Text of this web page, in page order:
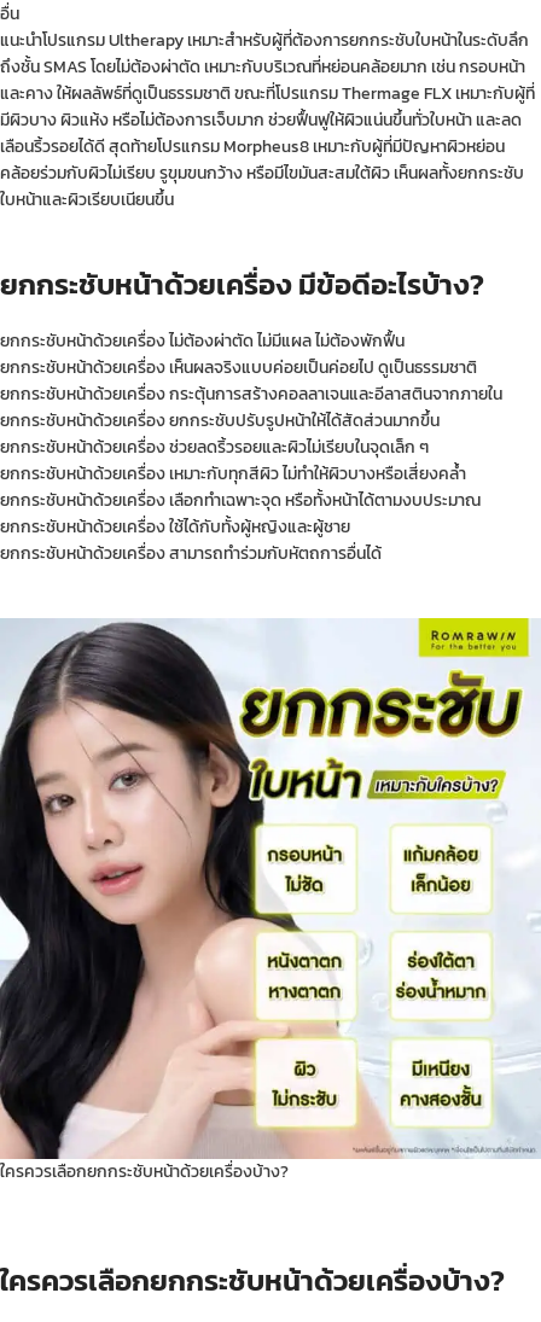
อื่น
แนะนำโปรแกรม Ultherapy เหมาะสำหรับผู้ที่ต้องการยกกระชับใบหน้าในระดับลึก
ถึงชั้น SMAS โดยไม่ต้องผ่าตัด เหมาะกับบริเวณที่หย่อนคล้อยมาก เช่น กรอบหน้า
และคาง ให้ผลลัพธ์ที่ดูเป็นธรรมชาติ ขณะที่โปรแกรม Thermage FLX เหมาะกับผู้ที่
มีผิวบาง ผิวแห้ง หรือไม่ต้องการเจ็บมาก ช่วยฟื้นฟูให้ผิวแน่นขึ้นทั่วใบหน้า และลด
เลือนริ้วรอยได้ดี สุดท้ายโปรแกรม Morpheus8 เหมาะกับผู้ที่มีปัญหาผิวหย่อน
คล้อยร่วมกับผิวไม่เรียบ รูขุมขนกว้าง หรือมีไขมันสะสมใต้ผิว เห็นผลทั้งยกกระชับ
ใบหน้าและผิวเรียบเนียนขึ้น
ยกกระชับหน้าด้วยเครื่อง มีข้อดีอะไรบ้าง?
ยกกระชับหน้าด้วยเครื่อง ไม่ต้องผ่าตัด ไม่มีแผล ไม่ต้องพักฟื้น
ยกกระชับหน้าด้วยเครื่อง เห็นผลจริงแบบค่อยเป็นค่อยไป ดูเป็นธรรมชาติ
ยกกระชับหน้าด้วยเครื่อง กระตุ้นการสร้างคอลลาเจนและอีลาสตินจากภายใน
ยกกระชับหน้าด้วยเครื่อง ยกกระชับปรับรูปหน้าให้ได้สัดส่วนมากขึ้น
ยกกระชับหน้าด้วยเครื่อง ช่วยลดริ้วรอยและผิวไม่เรียบในจุดเล็ก ๆ
ยกกระชับหน้าด้วยเครื่อง เหมาะกับทุกสีผิว ไม่ทำให้ผิวบางหรือเสี่ยงคล้ำ
ยกกระชับหน้าด้วยเครื่อง เลือกทำเฉพาะจุด หรือทั้งหน้าได้ตามงบประมาณ
ยกกระชับหน้าด้วยเครื่อง ใช้ได้กับทั้งผู้หญิงและผู้ชาย
ยกกระชับหน้าด้วยเครื่อง สามารถทำร่วมกับหัตถการอื่นได้
ใครควรเลือกยกกระชับหน้าด้วยเครื่องบ้าง?
ใครควรเลือกยกกระชับหน้าด้วยเครื่องบ้าง?